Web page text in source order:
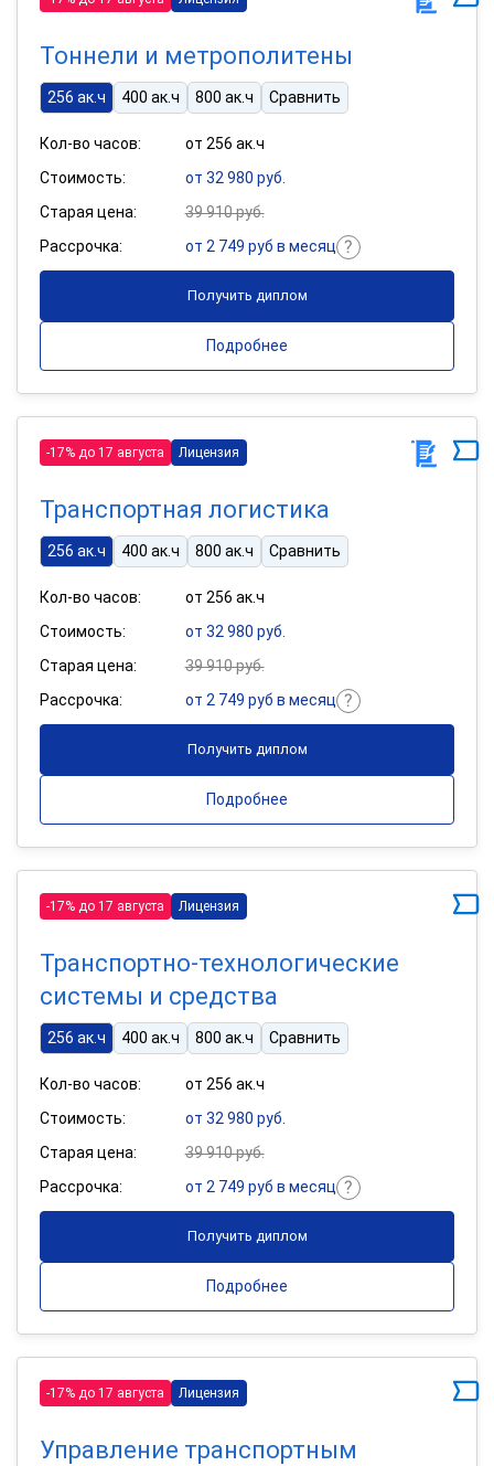
Тоннели и метрополитены
256 ак.ч 400 ак.ч 800 ак.ч Сравнить
Кол-во часов:
от 256 ак.ч
Стоимость:
от 32 980 руб.
Старая цена:
39 910 руб.
Рассрочка:
от 2 749 руб в месяц
Получить диплом
Подробнее
-17% до 17 августа Лицензия
Транспортная логистика
256 ак.ч 400 ак.ч 800 ак.ч Сравнить
Кол-во часов:
от 256 ак.ч
Стоимость:
от 32 980 руб.
Старая цена:
39 910 руб.
Рассрочка:
от 2 749 руб в месяц
Получить диплом
Подробнее
-17% до 17 августа Лицензия
Транспортно-технологические
системы и средства
256 ак.ч 400 ак.ч 800 ак.ч Сравнить
Кол-во часов:
от 256 ак.ч
Стоимость:
от 32 980 руб.
Старая цена:
39 910 руб.
Рассрочка:
от 2 749 руб в месяц
Получить диплом
Подробнее
-17% до 17 августа Лицензия
Управление транспортным